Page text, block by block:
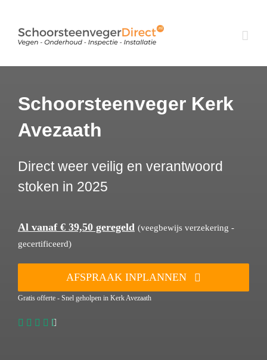
inhoud
Schoorsteenveger Kerk
Avezaath
Direct weer veilig en verantwoord
stoken in 2025
Al vanaf € 39,50 geregeld (veegbewijs verzekering -
gecertificeerd)
AFSPRAAK INPLANNEN
Gratis offerte - Snel geholpen in Kerk Avezaath